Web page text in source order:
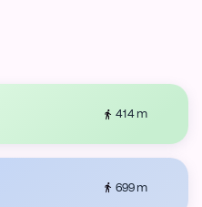
414 m
699 m